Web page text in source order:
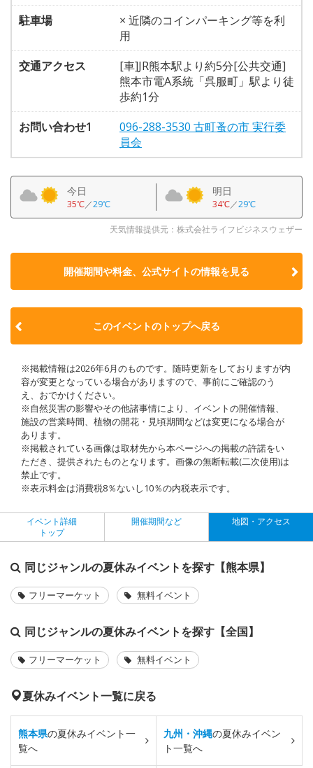
駐車場
× 近隣のコインパーキング等を利
用
交通アクセス
[車]JR熊本駅より約5分[公共交通]
熊本市電A系統「呉服町」駅より徒
歩約1分
お問い合わせ1
096-288-3530 古町蚤の市 実行委
員会
今日
35℃／29℃
明日
34℃／29℃
天気情報提供元：株式会社ライフビジネスウェザー
開催期間や料金、公式サイトの情報を見る
このイベントのトップへ戻る
※掲載情報は2026年6月のものです。随時更新をしておりますが内
容が変更となっている場合がありますので、事前にご確認のう
え、おでかけください。
※自然災害の影響やその他諸事情により、イベントの開催情報、
施設の営業時間、植物の開花・見頃期間などは変更になる場合が
あります。
※掲載されている画像は取材先から本ページへの掲載の許諾をい
ただき、提供されたものとなります。画像の無断転載(二次使用)は
禁止です。
※表示料金は消費税8％ないし10％の内税表示です。
イベント詳細
トップ
開催期間など 地図・アクセス
同じジャンルの夏休みイベントを探す【熊本県】
フリーマーケット 無料イベント
同じジャンルの夏休みイベントを探す【全国】
フリーマーケット 無料イベント
夏休みイベント一覧に戻る
熊本県の夏休みイベント一
覧へ
九州・沖縄の夏休みイベン
ト一覧へ